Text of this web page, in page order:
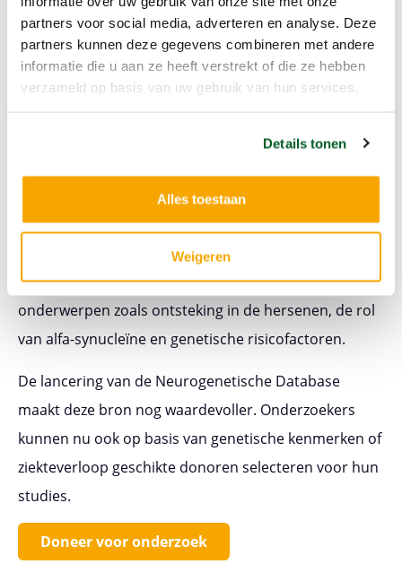
partners voor social media, adverteren en analyse. Deze
partners kunnen deze gegevens combineren met andere
informatie die u aan ze heeft verstrekt of die ze hebben
verzameld op basis van uw gebruik van hun services.
Details tonen
Alles toestaan
Weigeren
bron. Met toegang tot écht menselijk weefsel kunnen
ze vragen beantwoorden die met proefdieren of
celmodellen vaak niet lukken.
hoe belangrijk een stabiele infrastructuur is in het
zijn tussen 2023 en 2024 meer dan 45
wetenschappelijke artikelen gepubliceerd over
studies die gebruikmaakten van deze weefsels. De
onderzoeken behandelen uiteenlopende
onderwerpen zoals ontsteking in de hersenen, de rol
van alfa-synucleïne en genetische risicofactoren.
De lancering van de Neurogenetische Database
maakt deze bron nog waardevoller. Onderzoekers
kunnen nu ook op basis van genetische kenmerken of
ziekteverloop geschikte donoren selecteren voor hun
studies.
Doneer voor onderzoek